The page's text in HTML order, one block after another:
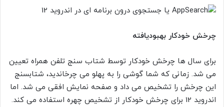
چرخش خودکار بهبودیافته
برای سال ها چرخش خودکار توسط شتاب سنج تلفن همراه تعیین
می شد. زمانی که شما گوشی را به پهلو می چرخاندید، شتابسنج
این چرخش را تشخیص می داد و صفحه نمایش افقی می شد. اما
اندروید 12 برای چرخش خودکار از تشخیص چهره استفاده می کند.